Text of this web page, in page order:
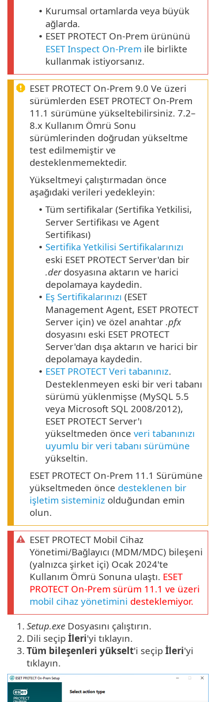
• Kurumsal ortamlarda veya büyük
ağlarda.
• ESET PROTECT On-Prem ürününü
ESET Inspect On-Prem ile birlikte
kullanmak istiyorsanız.
ESET PROTECT On-Prem 9.0 Ve üzeri
sürümlerden ESET PROTECT On-Prem
11.1 sürümüne yükseltebilirsiniz. 7.2–
8.x Kullanım Ömrü Sonu
sürümlerinden doğrudan yükseltme
test edilmemiştir ve
desteklenmemektedir.
Yükseltmeyi çalıştırmadan önce
aşağıdaki verileri yedekleyin:
• Tüm sertifikalar (Sertifika Yetkilisi,
Server Sertifikası ve Agent
Sertifikası)
• Sertifika Yetkilisi Sertifikalarınızı
eski ESET PROTECT Server'dan bir
.derdosyasına aktarın ve harici
depolamaya kaydedin.
• Eş Sertifikalarınızı (ESET
Management Agent, ESET PROTECT
Server için) ve özel anahtar .pfx
dosyasını eski ESET PROTECT
Server'dan dışa aktarın ve harici bir
depolamaya kaydedin.
• ESET PROTECT Veri tabanınız.
Desteklenmeyen eski bir veri tabanı
sürümü yüklenmişse (MySQL 5.5
veya Microsoft SQL 2008/2012),
ESET PROTECT Server'ı
yükseltmeden önce veri tabanınızı
uyumlu bir veri tabanı sürümüne
yükseltin.
ESET PROTECT On-Prem 11.1 Sürümüne
yükseltmeden önce desteklenen bir
işletim sisteminiz olduğundan emin
olun.
ESET PROTECT Mobil Cihaz
Yönetimi/Bağlayıcı (MDM/MDC) bileşeni
(yalnızca şirket içi) Ocak 2024'te
Kullanım Ömrü Sonuna ulaştı. ESET
PROTECT On-Prem sürüm 11.1 ve üzeri
mobil cihaz yönetimini desteklemiyor.
1. Setup.exe Dosyasını çalıştırın.
2. Dili seçip İleri'yi tıklayın.
3. Tüm bileşenleri yükselt'i seçip İleri'yi
tıklayın.